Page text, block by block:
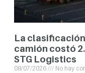
La
camión costó
STG Logistics
08/07/2026 No hay